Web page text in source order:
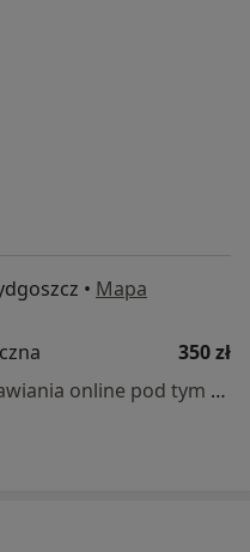
• Mapa
350 zł
Specjalista nie oferuje umawiania online pod tym adresem.